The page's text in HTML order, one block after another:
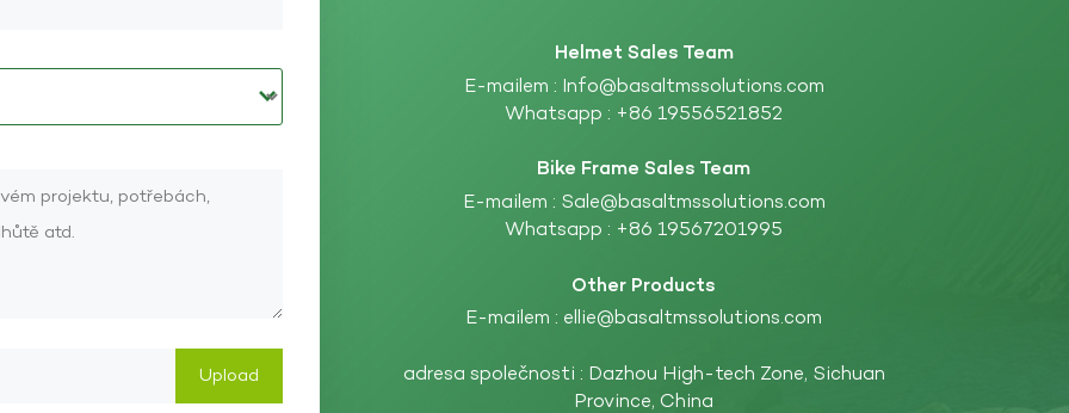
Helmet Sales Team
E-mailem : Info@basaltmssolutions.com
Whatsapp : +86 19556521852
Bike Frame Sales Team
E-mailem : Sale@basaltmssolutions.com
Whatsapp : +86 19567201995
Other Products
E-mailem : ellie@basaltmssolutions.com
adresa společnosti : Dazhou High-tech Zone, Sichuan
Province, China